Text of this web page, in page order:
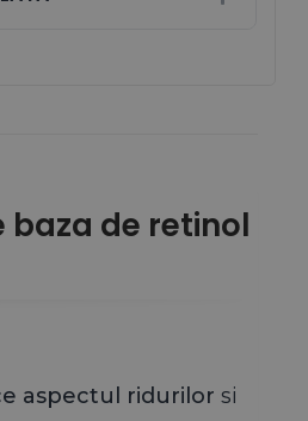
de retinol
aspectul ridurilor si